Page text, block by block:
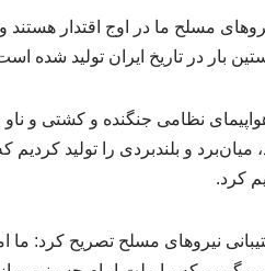
مسلح ما در اوج اقتدار هستند
بار در تاریخ ایران تولید شده
نظامی جنگنده و کشتی و
و بلندبردی را تولید کردیم
کرد.
نیروهای مسلح تصریح کرد: ما